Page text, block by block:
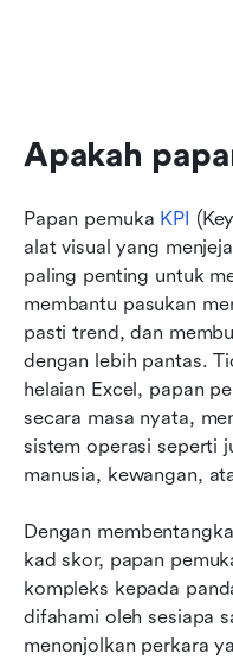
Apakah
Papan pemuka KPI
alat visual yang
paling penting untuk
membantu pasukan
pasti trend, dan
dengan lebih pantas.
helaian Excel, papan
secara masa nyata,
sistem operasi seperti
manusia, kewangan,
Dengan
kad skor, papan
kompleks kepada
difahami oleh sesiapa
menonjolkan perkara